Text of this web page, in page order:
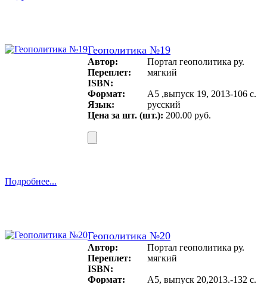
Геополитика №19
Автор:
Портал геополитика ру.
Переплет:
мягкий
ISBN:
Формат:
А5 ,выпуск 19, 2013-106 с.
Язык:
русский
Цена за шт. (шт.): 200.00 руб.
Подробнее...
Геополитика №20
Автор:
Портал геополитика ру.
Переплет:
мягкий
ISBN:
Формат:
А5, выпуск 20,2013.-132 с.